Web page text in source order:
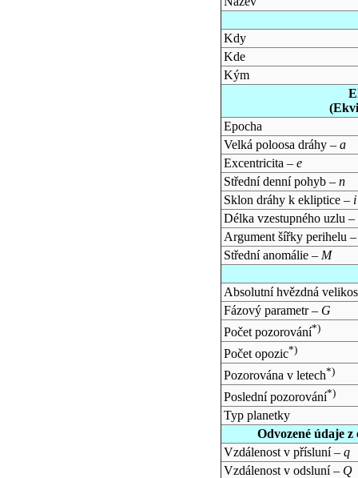
Kdy
Kde
Kým
Epocha
Velká poloosa dráhy – a
Excentricita – e
Střední denní pohyb – n
Sklon dráhy k ekliptice – i
Délka vzestupného uzlu –
Argument šířky perihelu
Střední anomálie – M
Absolutní hvězdná
Fázový parametr – G
Počet pozorování*)
Počet opozic*)
Pozorována v letech*)
Poslední pozorování*)
Typ planetky
Odvozené údaje
Vzdálenost v přísluní – q
Vzdálenost v odsluní – Q